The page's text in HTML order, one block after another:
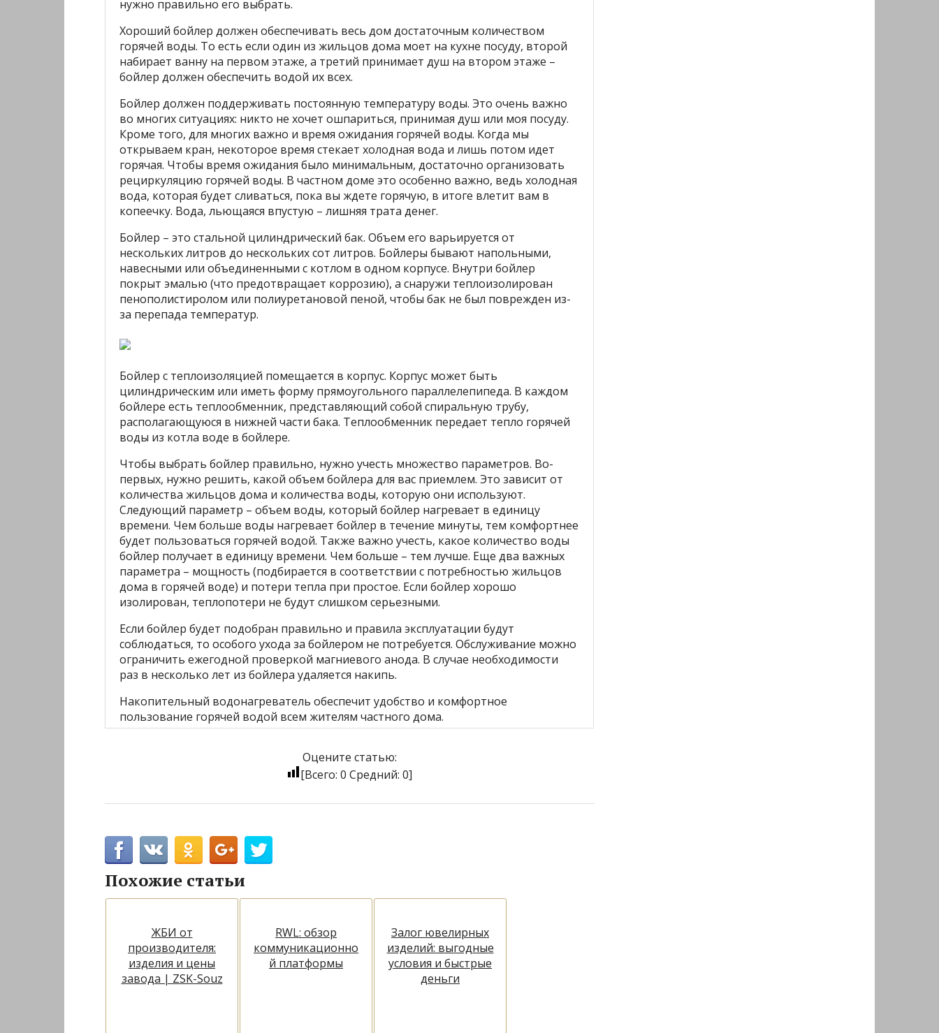
нужно правильно его выбрать.
Хороший бойлер должен обеспечивать весь дом достаточным количеством
горячей воды. То есть если один из жильцов дома моет на кухне посуду, второй
набирает ванну на первом этаже, а третий принимает душ на втором этаже –
бойлер должен обеспечить водой их всех.
Бойлер должен поддерживать постоянную температуру воды. Это очень важно
во многих ситуациях: никто не хочет ошпариться, принимая душ или моя посуду.
Кроме того, для многих важно и время ожидания горячей воды. Когда мы
открываем кран, некоторое время стекает холодная вода и лишь потом идет
горячая. Чтобы время ожидания было минимальным, достаточно организовать
рециркуляцию горячей воды. В частном доме это особенно важно, ведь холодная
вода, которая будет сливаться, пока вы ждете горячую, в итоге влетит вам в
копеечку. Вода, льющаяся впустую – лишняя трата денег.
Бойлер – это стальной цилиндрический бак. Объем его варьируется от
нескольких литров до нескольких сот литров. Бойлеры бывают напольными,
навесными или объединенными с котлом в одном корпусе. Внутри бойлер
покрыт эмалью (что предотвращает коррозию), а снаружи теплоизолирован
пенополистиролом или полиуретановой пеной, чтобы бак не был поврежден из-
за перепада температур.
Бойлер с теплоизоляцией помещается в корпус. Корпус может быть
цилиндрическим или иметь форму прямоугольного параллелепипеда. В каждом
бойлере есть теплообменник, представляющий собой спиральную трубу,
располагающуюся в нижней части бака. Теплообменник передает тепло горячей
воды из котла воде в бойлере.
Чтобы выбрать бойлер правильно, нужно учесть множество параметров. Во-
первых, нужно решить, какой объем бойлера для вас приемлем. Это зависит от
количества жильцов дома и количества воды, которую они используют.
Следующий параметр – объем воды, который бойлер нагревает в единицу
времени. Чем больше воды нагревает бойлер в течение минуты, тем комфортнее
будет пользоваться горячей водой. Также важно учесть, какое количество воды
бойлер получает в единицу времени. Чем больше – тем лучше. Еще два важных
параметра – мощность (подбирается в соответствии с потребностью жильцов
дома в горячей воде) и потери тепла при простое. Если бойлер хорошо
изолирован, теплопотери не будут слишком серьезными.
Если бойлер будет подобран правильно и правила эксплуатации будут
соблюдаться, то особого ухода за бойлером не потребуется. Обслуживание можно
ограничить ежегодной проверкой магниевого анода. В случае необходимости
раз в несколько лет из бойлера удаляется накипь.
Накопительный водонагреватель обеспечит удобство и комфортное
пользование горячей водой всем жителям частного дома.
Оцените статью:
[Всего:0 Средний:0]
Похожие статьи
ЖБИ от
производителя:
изделия и цены
завода | ZSK-Souz
RWL: обзор
коммуникационно
й платформы
Залог ювелирных
изделий: выгодные
условия и быстрые
деньги